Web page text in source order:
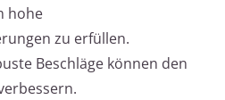
hohe
zu erfüllen.
Beschläge können den